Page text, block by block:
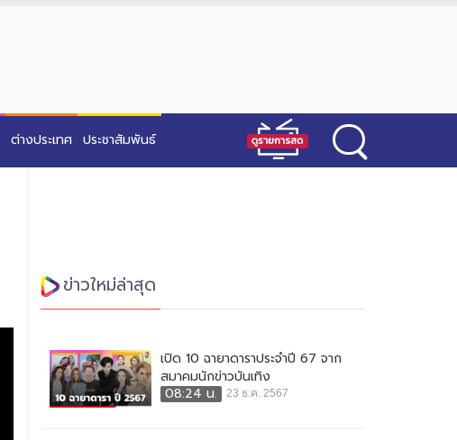
ต่างประเทศ ประชาสัมพันธ์
ข่าวใหม่ล่าสุด
เปิด 10 ฉายาดาราประจำปี 67 จาก
สมาคมนักข่าวบันเทิง
08:24 น.
23 ธ.ค. 2567